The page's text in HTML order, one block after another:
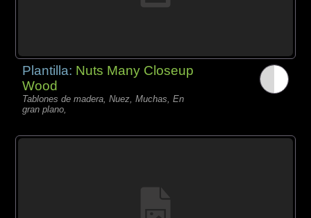
Plantilla: Nuts Many Closeup
Wood
Tablones de madera, Nuez, Muchas, En
gran plano,